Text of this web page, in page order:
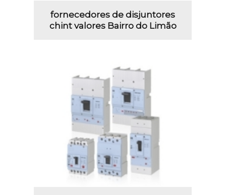
fornecedores de disjuntores
chint valores Bairro do Limão